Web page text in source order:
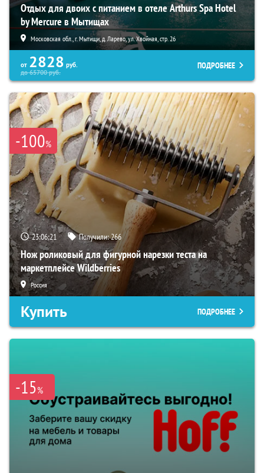
Отдых для двоих с питанием в отеле Arthurs Spa Hotel
by Mercure в Мытищах
Московская обл., г. Мытищи, д. Ларево, ул. Хвойная, стр. 26
от 2828 руб.
до65700руб.
ПОДРОБНЕЕ
-100%
23:06:20 Получили:266
Нож роликовый для фигурной нарезки теста на
маркетплейсе Wildberries
Россия
Купить ПОДРОБНЕЕ
-15%